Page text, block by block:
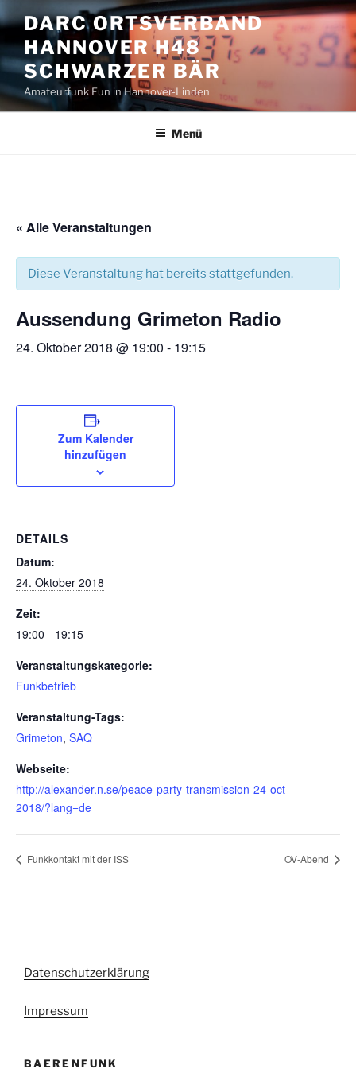
Inhalt
springen
DARC ORTSVERBAND
HANNOVER H48
SCHWARZER BÄR
Amateurfunk Fun in Hannover-Linden
Menü
« Alle Veranstaltungen
Diese Veranstaltung hat bereits stattgefunden.
Aussendung Grimeton Radio
24. Oktober 2018 @ 19:00 - 19:15
Zum Kalender
hinzufügen
DETAILS
Datum:
24. Oktober 2018
Zeit:
19:00 - 19:15
Veranstaltungskategorie:
Funkbetrieb
Veranstaltung-Tags:
Grimeton, SAQ
Webseite:
http://alexander.n.se/peace-party-transmission-24-oct-
2018/?lang=de
Funkkontakt mit der ISS OV-Abend
Datenschutzerklärung
Impressum
BAERENFUNK